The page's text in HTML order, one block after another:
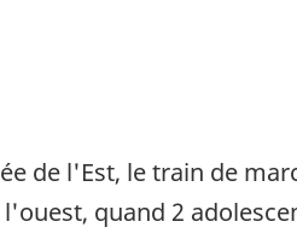
de l'Est, le train de
quand 2